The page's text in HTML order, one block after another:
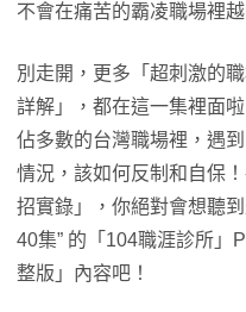
不會在痛苦的霸凌職場裡越
別走開，更多「超刺激的
詳解」，都在這一集裡面
佔多數的台灣職場裡，遇
情況，該如何反制和自保
招實錄」，你絕對會想聽
40集” 的「104職涯診所」
整版」內容吧！